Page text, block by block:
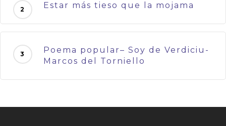
Estar más tieso que la mojama
Poema popular– Soy de Verdiciu-
Marcos del Torniello